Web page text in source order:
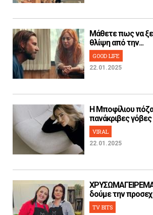
Μάθετε πως να
θλίψη από την...
GOOD LIFE
22.01.2025
H Μποφίλιου
πανάκριβες γόβες
VIRAL
22.01.2025
δούμε την
TV BITS